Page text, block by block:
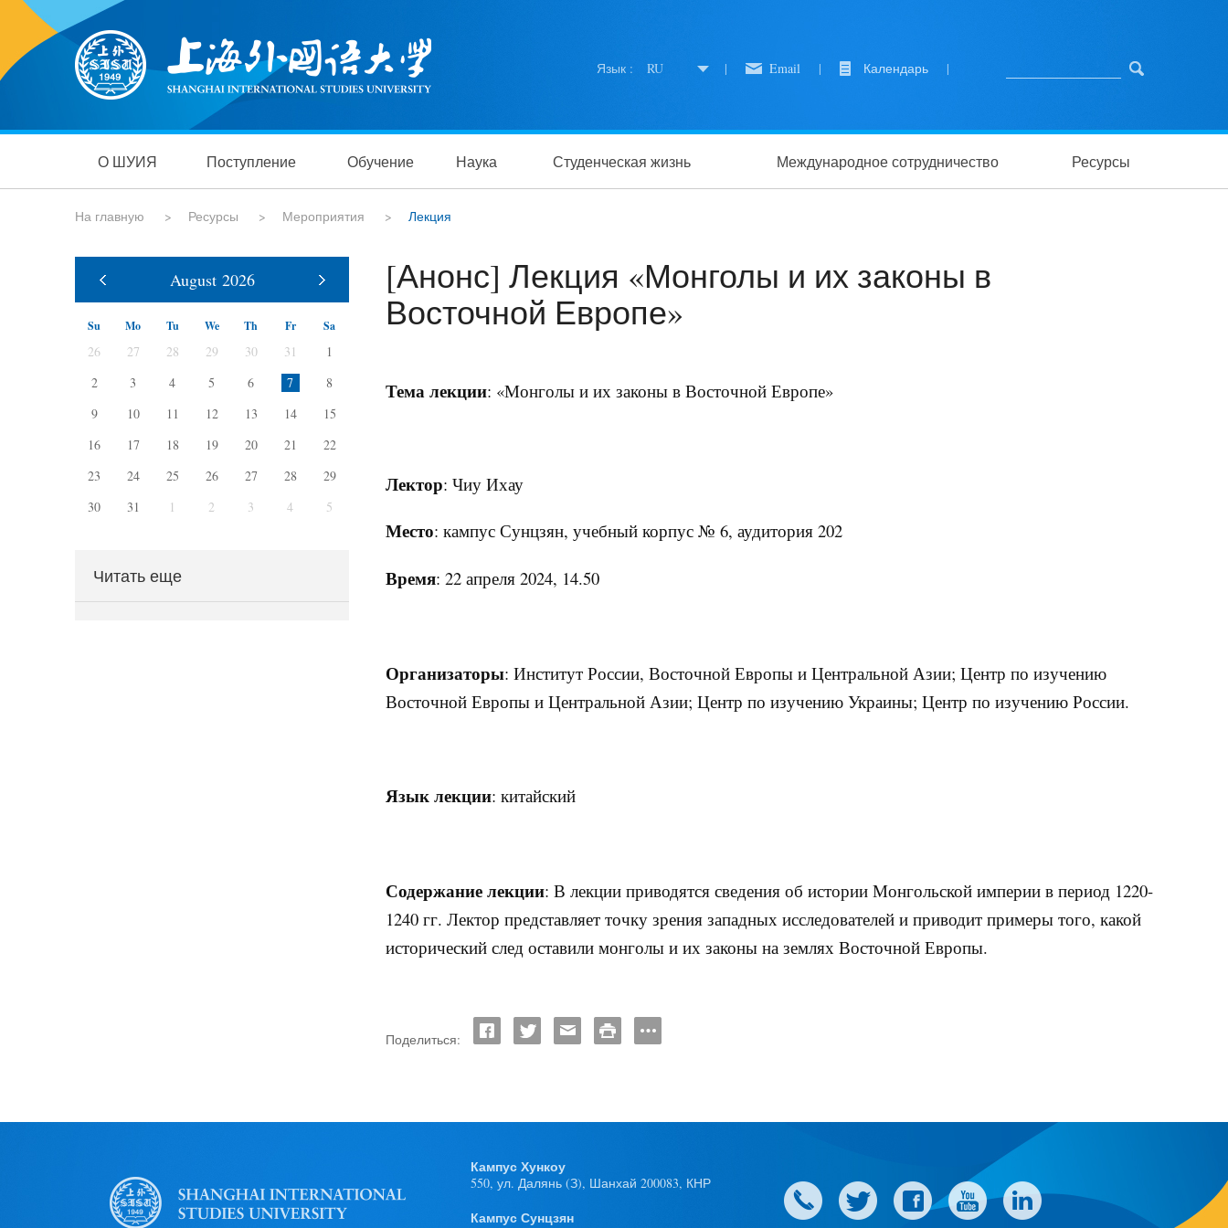
Язык : RU | Email | Календарь |
О ШУИЯ Поступление Обучение Наука Студенческая жизнь Международное сотрудничество Ресурсы
На главную > Ресурсы > Мероприятия > Лекция
August 2026
Su Mo Tu We Th Fr Sa
26 27 28 29 30 31
1
2
3 4 5 6 7
8
9
10 11 12 13 14
15
16
17 18 19 20 21
22
23
24 25 26 27 28
29
30
31 1 2 3 4 5
Читать еще
[Анонс] Лекция «Монголы и их законы в
Восточной Европе»
Тема лекции: «Монголы и их законы в Восточной Европе»
Лектор: Чиу Ихау
Место: кампус Сунцзян, учебный корпус № 6, аудитория 202
Время: 22 апреля 2024, 14.50
Организаторы: Институт России, Восточной Европы и Центральной Азии; Центр по изучению
Восточной Европы и Центральной Азии; Центр по изучению Украины; Центр по изучению России.
Язык лекции: китайский
Содержание лекции: В лекции приводятся сведения об истории Монгольской империи в период 1220-
1240 гг. Лектор представляет точку зрения западных исследователей и приводит примеры того, какой
исторический след оставили монголы и их законы на землях Восточной Европы.
Поделиться:
Кампус Хункоу
550, ул. Далянь (З), Шанхай 200083, КНР
Кампус Сунцзян